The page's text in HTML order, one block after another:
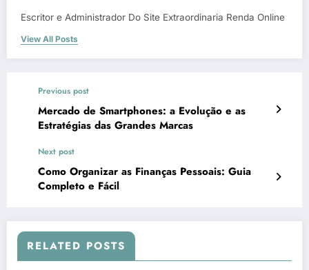
Escritor e Administrador Do Site Extraordinaria Renda Online
View All Posts
Previous post
Mercado de Smartphones: a Evolução e as
Estratégias das Grandes Marcas
Next post
Como Organizar as Finanças Pessoais: Guia
Completo e Fácil
RELATED POSTS